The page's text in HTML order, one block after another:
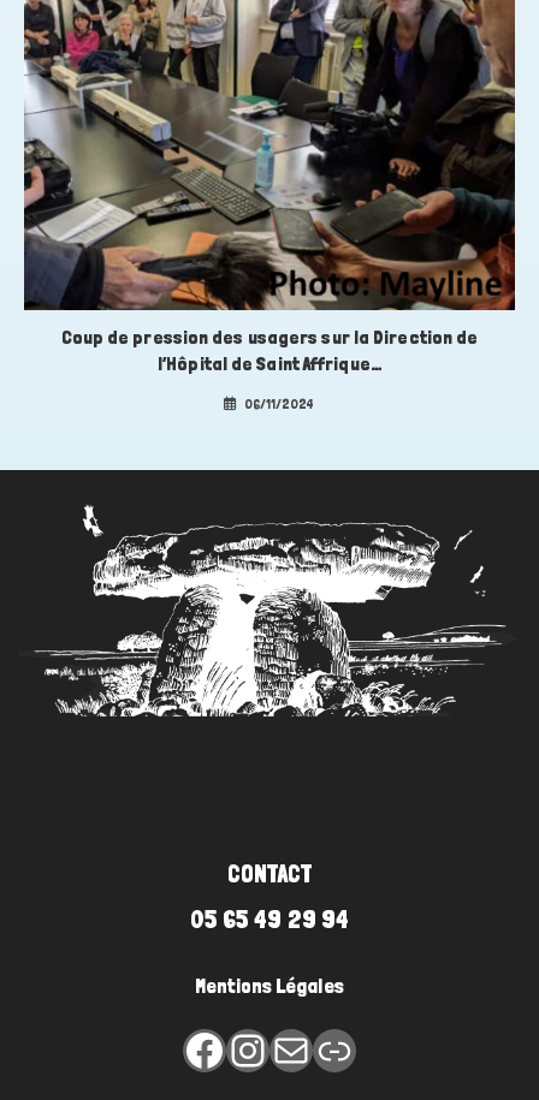
Coup de pression des usagers sur la Direction de
l’Hôpital de Saint Affrique…
06/11/2024
CONTACT
05 65 49 29 94
Mentions Légales
FacebookInstagram
E-mail Lien